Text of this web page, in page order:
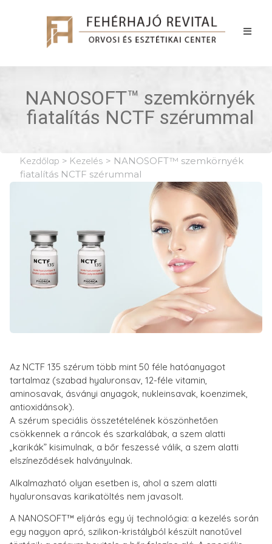
NANOSOFT™ szemkörnyék
fiatalítás NCTF szérummal
Kezdőlap > Kezelés > NANOSOFT™ szemkörnyék
fiatalítás NCTF szérummal
Az NCTF 135 szérum több mint 50 féle hatóanyagot
tartalmaz (szabad hyaluronsav, 12-féle vitamin,
aminosavak, ásványi anyagok, nukleinsavak, koenzimek,
antioxidánsok).
A szérum speciális összetételének köszönhetően
csökkennek a ráncok és szarkalábak, a szem alatti
„karikák” kisimulnak, a bőr feszessé válik, a szem alatti
elszíneződések halványulnak.
Alkalmazható olyan esetben is, ahol a szem alatti
hyaluronsavas karikatöltés nem javasolt.
A NANOSOFT™ eljárás egy új technológia: a kezelés során
egy nagyon apró, szilikon-kristályból készült nanotűvel